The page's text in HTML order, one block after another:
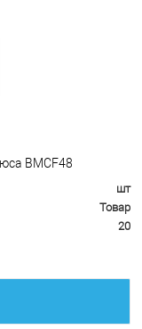
BMCF48
шт
Товар
20